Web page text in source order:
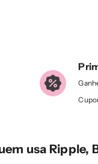
usa Ripple,